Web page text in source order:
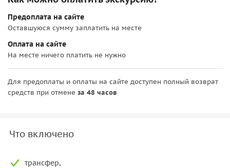
Предоплата на сайте
Оставшуюся сумму заплатить на месте
Оплата на сайте
На месте ничего платить не нужно
Для предоплаты и оплаты на сайте доступен полный возврат
средств при отмене за 48 часов
Что включено
трансфер,